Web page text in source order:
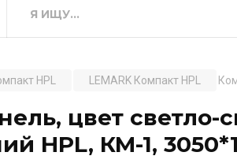
HPL LEMARK Компакт HPL
цвет
HPL, КМ-1,